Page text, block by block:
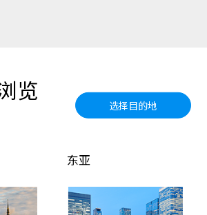
览
选择目的地
东亚